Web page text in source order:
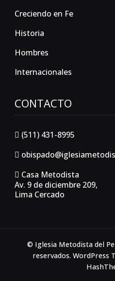
Creciendo en Fe
Historia
Hombres
Internacionales
CONTACTO
(511) 431-8995
Casa Metodista
Av. 9 de diciembre 209,
Lima Cercado
© Iglesia Metodista del
reservados. WordPress